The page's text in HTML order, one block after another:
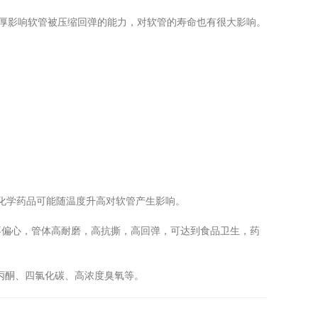
软管被压缩回弹的能力，对软管的寿命也有很大影响。
药品可能随温度升高对软管产生影响。
，管体高耐磨，高抗撕，高回弹，可达到食品卫生，药
、四氯化碳、高浓度臭氧等。